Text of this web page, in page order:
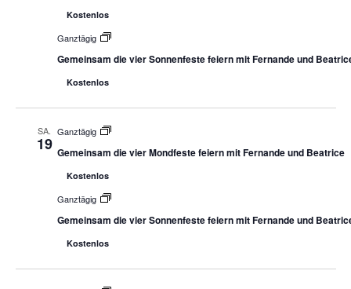
Kostenlos
Ganztägig
Gemeinsam die vier Sonnenfeste feiern mit Fernande und
Kostenlos
SA.
19
Ganztägig
Gemeinsam die vier Mondfeste feiern mit Fernande und Beatrice
Kostenlos
Ganztägig
Gemeinsam die vier Sonnenfeste feiern mit Fernande und
Kostenlos